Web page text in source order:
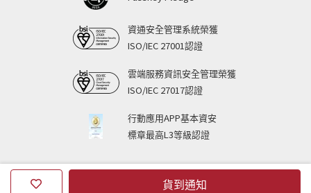
貨到通知
資通安全管理系統榮獲
ISO/IEC 27001認證
雲端服務資訊安全管理榮獲
ISO/IEC 27017認證
行動應用APP基本資安
標章最高L3等級認證